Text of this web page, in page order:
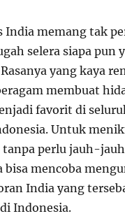
India memang tak
selera siapa pun
yang kaya
membuat
favorit di
Untuk
perlu jauh-
bisa mencoba
India yang
Indonesia.